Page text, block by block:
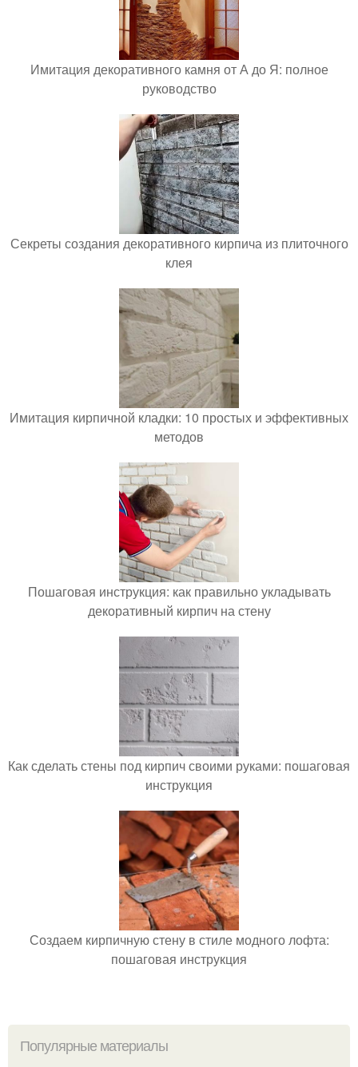
Имитация декоративного камня от А до Я: полное
руководство
Секреты создания декоративного кирпича из плиточного
клея
Имитация кирпичной кладки: 10 простых и эффективных
методов
Пошаговая инструкция: как правильно укладывать
декоративный кирпич на стену
Как сделать стены под кирпич своими руками: пошаговая
инструкция
Создаем кирпичную стену в стиле модного лофта:
пошаговая инструкция
Популярные материалы